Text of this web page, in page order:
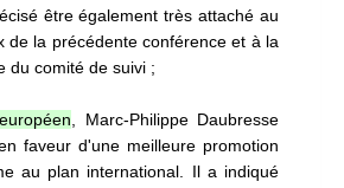
être également très attaché au
de la précédente conférence et à la
du comité de suivi ;
, Marc-Philippe Daubresse
faveur d'une meilleure promotion
au plan international. Il a indiqué